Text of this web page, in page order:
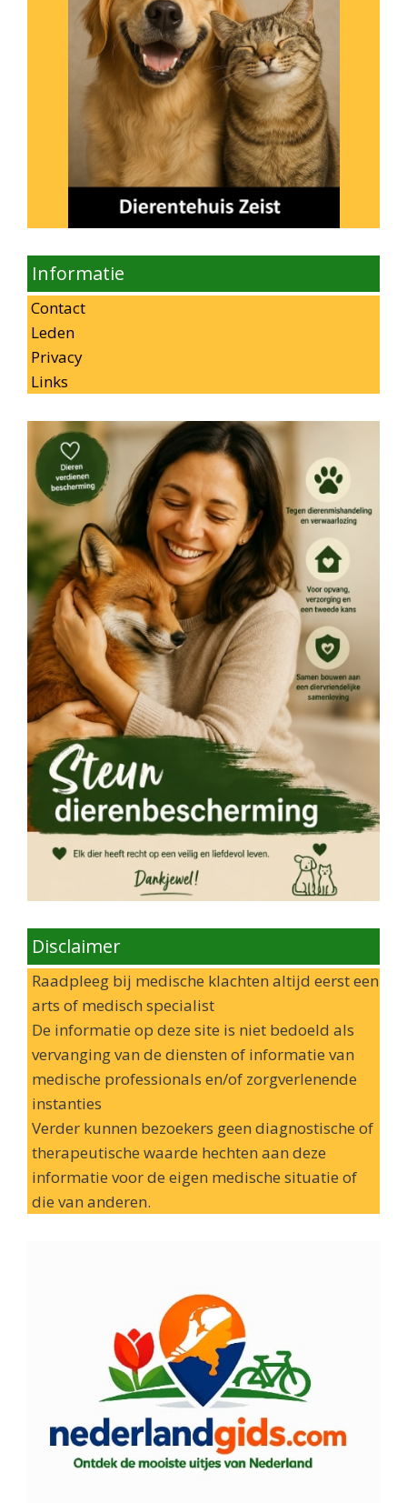
Informatie
Contact
Leden
Privacy
Links
Disclaimer
Raadpleeg bij medische klachten altijd eerst een
arts of medisch specialist
De informatie op deze site is niet bedoeld als
vervanging van de diensten of informatie van
medische professionals en/of zorgverlenende
instanties
Verder kunnen bezoekers geen diagnostische of
therapeutische waarde hechten aan deze
informatie voor de eigen medische situatie of
die van anderen.